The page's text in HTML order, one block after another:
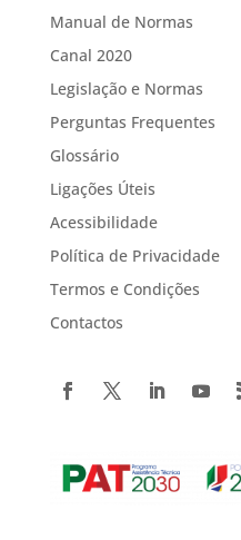
Manual de Normas
Canal 2020
Legislação e Normas
Perguntas Frequentes
Glossário
Ligações Úteis
Acessibilidade
Política de Privacidade
Termos e Condições
Contactos